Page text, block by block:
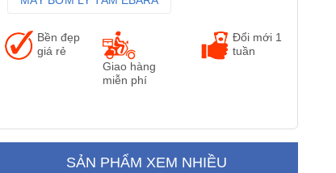
MÁY BƠM CÔNG NGHIỆP EBARA
Bền đẹp
giá rẻ
Giao hàng
miễn phí
Đổi mới 1
tuần
SẢN PHẨM XEM NHIỀU